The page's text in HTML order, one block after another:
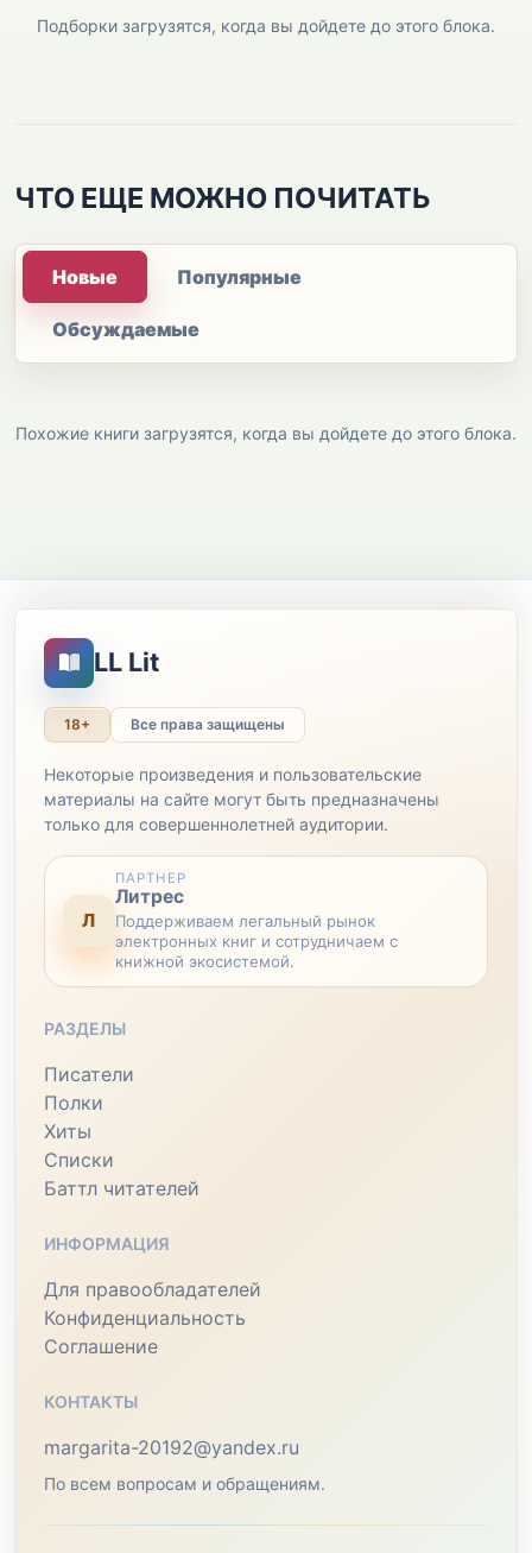
Подборки загрузятся, когда вы дойдете до этого блока.
ЧТО ЕЩЕ МОЖНО ПОЧИТАТЬ
Новые Популярные
Обсуждаемые
Похожие книги загрузятся, когда вы дойдете до этого блока.
LL Lit
18+ Все права защищены
Некоторые произведения и пользовательские
материалы на сайте могут быть предназначены
только для совершеннолетней аудитории.
Л
ПАРТНЕР
Литрес
Поддерживаем легальный рынок
электронных книг и сотрудничаем с
книжной экосистемой.
РАЗДЕЛЫ
Писатели
Полки
Хиты
Списки
Баттл читателей
ИНФОРМАЦИЯ
Для правообладателей
Конфиденциальность
Соглашение
КОНТАКТЫ
margarita-20192@yandex.ru
По всем вопросам и обращениям.